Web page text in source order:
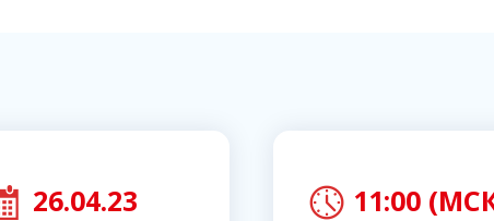
11:00
26.04.23